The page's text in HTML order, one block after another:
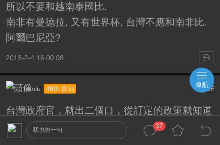
所以不要和越南泰國比.
南非有曼德拉, 又有世界杯, 台灣不應和南非比.
阿爾巴尼亞?
2013-2-4 16:00:08
35F
hanlu 480i 會員
台灣政府官，就出二個口，從訂定的政策就知道
超沒有世界觀，HD發展到現在，也沒什麼好期
待了。
我也說一句
37
導航